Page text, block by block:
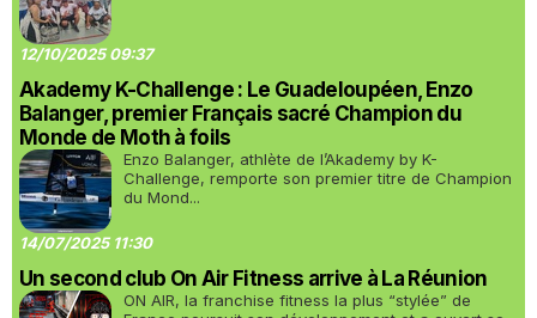
12/10/2025 09:37
Akademy K-Challenge : Le Guadeloupéen, Enzo
Balanger, premier Français sacré Champion du
Monde de Moth à foils
Enzo Balanger, athlète de l’Akademy by K-
Challenge, remporte son premier titre de Champion
du Mond...
14/07/2025 11:30
Un second club On Air Fitness arrive à La Réunion
ON AIR, la franchise fitness la plus “stylée” de